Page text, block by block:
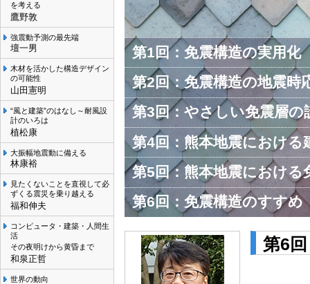
を考える
鷹野敦
強震動予測の最先端
壇一男
木材を活かした構造デザイン
の可能性
山田憲明
“風と建築”のはなし～耐風設
計のいろは
植松康
大振幅地震動に備える
林康裕
見たくないことを直視して必
ずくる震災を乗り越える
福和伸夫
コンピュータ・建築・人間生
活
その夜明けから黄昏まで
和泉正哲
世界の動向
第1回：免震構造の実用化
第2回：免震構造の地震時
第3回：やさしい免震層の
第4回：熊本地震における
第5回：熊本地震における
第6回：免震構造のすすめ
第6